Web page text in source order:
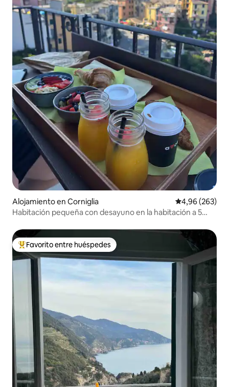
Alojamiento en Corniglia Calificación
4,96 (263)
Habitación pequeña con desayuno en la habitación a 5
Favorito entre los huéspedes más destacados
Favorito entre huéspedes